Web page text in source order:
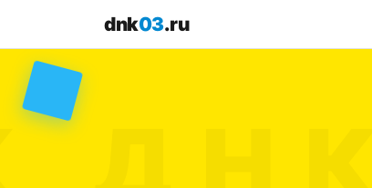
dnk03.ru